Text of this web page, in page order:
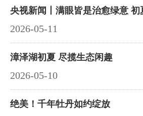
央视新闻丨满眼皆是治愈绿意
2026-05-11
漳泽湖初夏 尽揽生态闲趣
2026-05-10
绝美！千年牡丹如约绽放